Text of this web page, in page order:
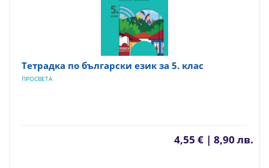
Тетрадка по български език за 5. клас
ПРОСВЕТА
4,55 € | 8,90 лв.